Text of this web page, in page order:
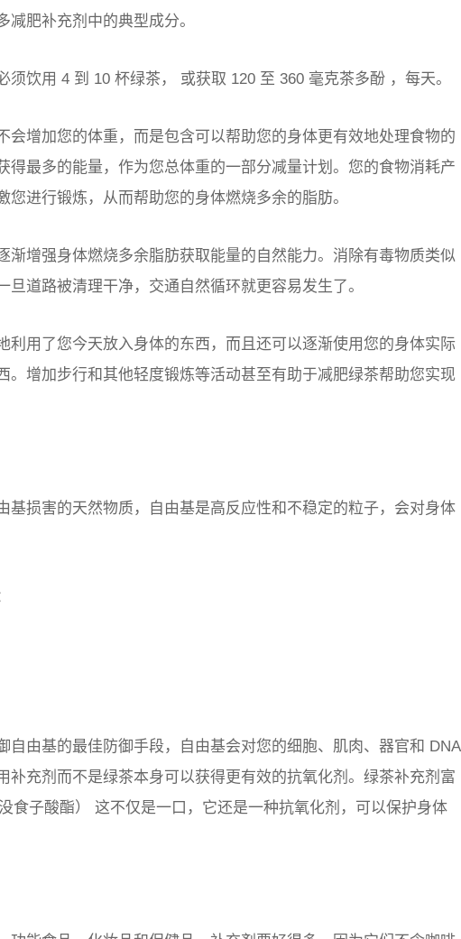
肥补充剂中的典型成分。
须饮用 4 到 10 杯绿茶， 或获取 120 至 360 毫克茶多酚 ，每天。
会增加您的体重，而是包含可以帮助您的身体更有效地处理食物的
得最多的能量，作为您总体重的一部分减量计划。您的食物消耗产
您进行锻炼，从而帮助您的身体燃烧多余的脂肪。
渐增强身体燃烧多余脂肪获取能量的自然能力。消除有毒物质类似
旦道路被清理干净，交通自然循环就更容易发生了。
利用了您今天放入身体的东西，而且还可以逐渐使用您的身体实际
。增加步行和其他轻度锻炼等活动甚至有助于减肥绿茶帮助您实现
基损害的天然物质，自由基是高反应性和不稳定的粒子，会对身体
自由基的最佳防御手段，自由基会对您的细胞、肌肉、器官和 DNA
补充剂而不是绿茶本身可以获得更有效的抗氧化剂。绿茶补充剂 富
食子酸酯）
这不仅是一口，它还是一种抗氧化剂， 可以保护身体